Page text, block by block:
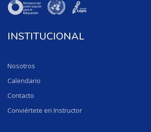
INSTITUCIONAL
Nosotros
Calendario
Contacto
Conviértete en Instructor